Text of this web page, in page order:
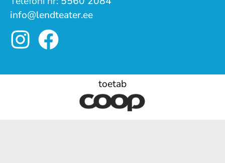
info@lendteater.ee
toetab